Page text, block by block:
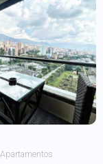
Apartamentos